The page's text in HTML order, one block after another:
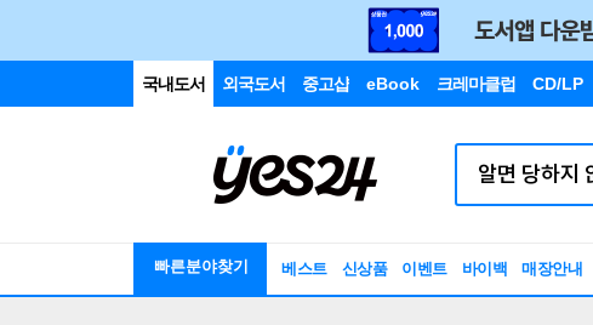
국내도서 외국도서 중고샵 eBook 크레마클럽 CD/LP
빠른분야찾기 베스트 신상품 이벤트 바이백 매장안내